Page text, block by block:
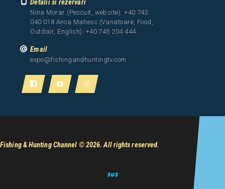
Detalii si rezervari
Nina Morar (Pescuit, website): +40 743
040 018 Anca Matiesc (Vanatoare, Food,
Outdoor, English): +40 745 204 444
Email
expo@fishingandhuntingtv.com
Fishing & Hunting Channel © 2026. All rights reserved.
sus